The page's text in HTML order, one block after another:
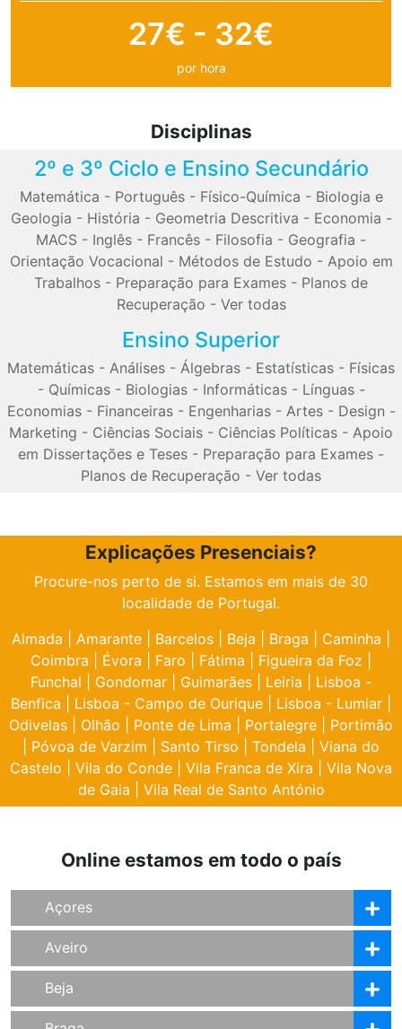
27€ - 32€
por hora
Disciplinas
2º e 3º Ciclo e Ensino Secundário
Matemática - Português- Físico-Química - Biologia e
Geologia - História - Geometria Descritiva - Economia -
MACS - Inglês - Francês - Filosofia - Geografia -
Orientação Vocacional - Métodos de Estudo - Apoio em
Trabalhos - Preparação para Exames - Planos de
Recuperação - Ver todas
Ensino Superior
Matemáticas - Análises - Álgebras - Estatísticas - Físicas
- Químicas- Biologias- Informáticas- Línguas-
Economias- Financeiras- Engenharias- Artes- Design -
Marketing - Ciências Sociais - Ciências Políticas - Apoio
em Dissertações e Teses - Preparação para Exames -
Planos de Recuperação - Ver todas
Explicações Presenciais?
Procure-nos perto de si. Estamos em mais de 30
localidade de Portugal.
Almada
Amarante Barcelos Beja Braga Caminha
Coimbra
Évora Faro Fátima Figueira da Foz
Funchal
Gondomar Guimarães Leiria
Lisboa -
Benfica
Lisboa - Campo de Ourique Lisboa - Lumiar
Odivelas
Olhão Ponte de Lima Portalegre
Portimão
Póvoa de Varzim Santo Tirso Tondela
Viana do
Castelo
Vila do Conde Vila Franca de Xira
Vila Nova
de Gaia
Vila Real de Santo António
Online estamos em todo o país
Açores
Aveiro
Beja